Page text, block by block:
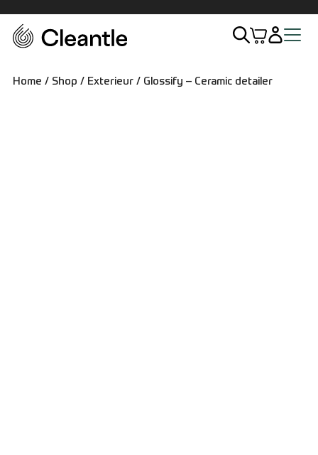
Home
Home / Shop / Exterieur / Glossify – Ceramic detailer